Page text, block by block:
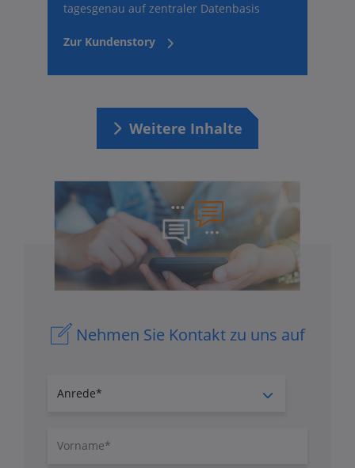
tagesgenau auf zentraler Datenbasis
Zur Kundenstory
Weitere Inhalte
Nehmen Sie Kontakt zu uns auf
Anrede
Vorname